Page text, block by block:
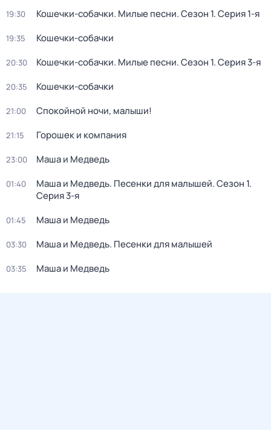
19:30 Кошечки-собачки. Милые песни. Сезон 1. Серия 1-я
19:35 Кошечки-собачки
20:30 Кошечки-собачки. Милые песни. Сезон 1. Серия 3-я
20:35 Кошечки-собачки
21:00 Спокойной ночи, малыши!
21:15 Горошек и компания
23:00 Маша и Медведь
01:40 Маша и Медведь. Песенки для малышей. Сезон 1.
Серия 3-я
01:45 Маша и Медведь
03:30 Маша и Медведь. Песенки для малышей
03:35 Маша и Медведь